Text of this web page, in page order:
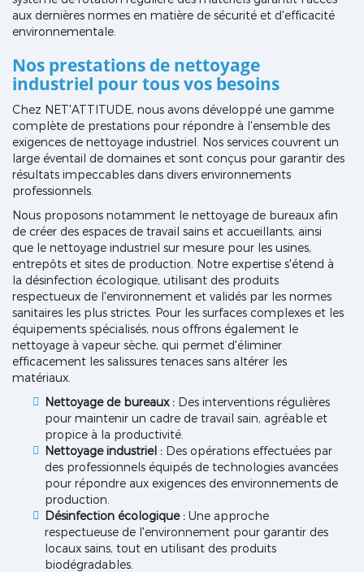
aux dernières normes en matière de sécurité et d'efficacité
environnementale.
Nos prestations de nettoyage
industriel pour tous vos besoins
Chez NET'ATTITUDE, nous avons développé une gamme
complète de prestations pour répondre à l'ensemble des
exigences de nettoyage industriel. Nos services couvrent un
large éventail de domaines et sont conçus pour garantir des
résultats impeccables dans divers environnements
professionnels.
Nous proposons notamment le nettoyage de bureaux afin
de créer des espaces de travail sains et accueillants, ainsi
que le nettoyage industriel sur mesure pour les usines,
entrepôts et sites de production. Notre expertise s'étend à
la désinfection écologique, utilisant des produits
respectueux de l'environnement et validés par les normes
sanitaires les plus strictes. Pour les surfaces complexes et les
équipements spécialisés, nous offrons également le
nettoyage à vapeur sèche, qui permet d'éliminer
efficacement les salissures tenaces sans altérer les
matériaux.
Nettoyage de bureaux : Des interventions régulières
pour maintenir un cadre de travail sain, agréable et
propice à la productivité.
Nettoyage industriel : Des opérations effectuées par
des professionnels équipés de technologies avancées
pour répondre aux exigences des environnements de
production.
Désinfection écologique : Une approche
respectueuse de l'environnement pour garantir des
locaux sains, tout en utilisant des produits
biodégradables.